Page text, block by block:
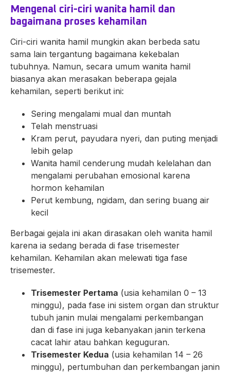
Mengenal ciri-ciri wanita hamil dan
bagaimana proses kehamilan
Ciri-ciri wanita hamil mungkin akan berbeda satu
sama lain tergantung bagaimana kekebalan
tubuhnya. Namun, secara umum wanita hamil
biasanya akan merasakan beberapa gejala
kehamilan, seperti berikut ini:
Sering mengalami mual dan muntah
Telah menstruasi
Kram perut, payudara nyeri, dan puting menjadi
lebih gelap
Wanita hamil cenderung mudah kelelahan dan
mengalami perubahan emosional karena
hormon kehamilan
Perut kembung, ngidam, dan sering buang air
kecil
Berbagai gejala ini akan dirasakan oleh wanita hamil
karena ia sedang berada di fase trisemester
kehamilan. Kehamilan akan melewati tiga fase
trisemester.
Trisemester Pertama (usia kehamilan 0 – 13
minggu), pada fase ini sistem organ dan struktur
tubuh janin mulai mengalami perkembangan
dan di fase ini juga kebanyakan janin terkena
cacat lahir atau bahkan keguguran.
Trisemester Kedua (usia kehamilan 14 – 26
minggu), pertumbuhan dan perkembangan janin